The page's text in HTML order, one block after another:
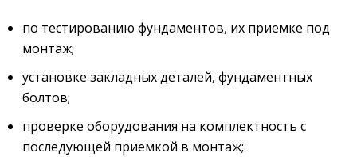
по тестированию фундаментов, их приемке под
монтаж;
установке закладных деталей, фундаментных
болтов;
проверке оборудования на комплектность с
последующей приемкой в монтаж;